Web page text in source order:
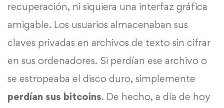
recuperación, ni siquiera una interfaz gráfica
amigable. Los usuarios almacenaban sus
claves privadas en archivos de texto sin cifrar
en sus ordenadores. Si perdían ese archivo o
se estropeaba el disco duro, simplemente
perdían sus bitcoins. De hecho, a día de hoy